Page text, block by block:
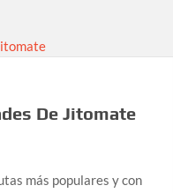
De Jitomate
más populares y con